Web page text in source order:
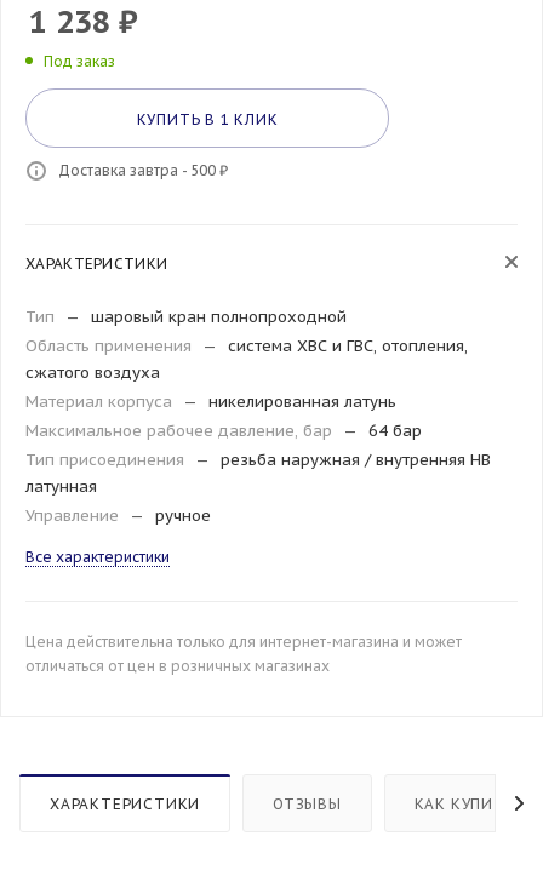
1 238 ₽
Под заказ
КУПИТЬ В 1 КЛИК
Доставка завтра - 500 ₽
ХАРАКТЕРИСТИКИ
Тип —
шаровый кран полнопроходной
Область применения
—
система ХВС и ГВС, отопления,
сжатого воздуха
Материал корпуса
—
никелированная латунь
Максимальное рабочее давление, бар
—
64 бар
Тип присоединения
—
резьба наружная / внутренняя HB
латунная
Управление
— ручное
Все характеристики
Цена действительна только для интернет-магазина и может
отличаться от цен в розничных магазинах
ХАРАКТЕРИСТИКИ ОТЗЫВЫ КАК КУПИТЬ